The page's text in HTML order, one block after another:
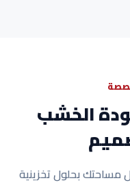
الخشب
بحلول تخزينية